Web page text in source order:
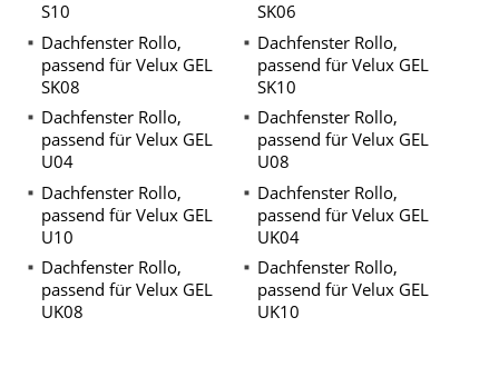
S10
SK06
Dachfenster Rollo,
passend für Velux GEL
SK08
Dachfenster Rollo,
passend für Velux GEL
SK10
Dachfenster Rollo,
passend für Velux GEL
U04
Dachfenster Rollo,
passend für Velux GEL
U08
Dachfenster Rollo,
passend für Velux GEL
U10
Dachfenster Rollo,
passend für Velux GEL
UK04
Dachfenster Rollo,
passend für Velux GEL
UK08
Dachfenster Rollo,
passend für Velux GEL
UK10